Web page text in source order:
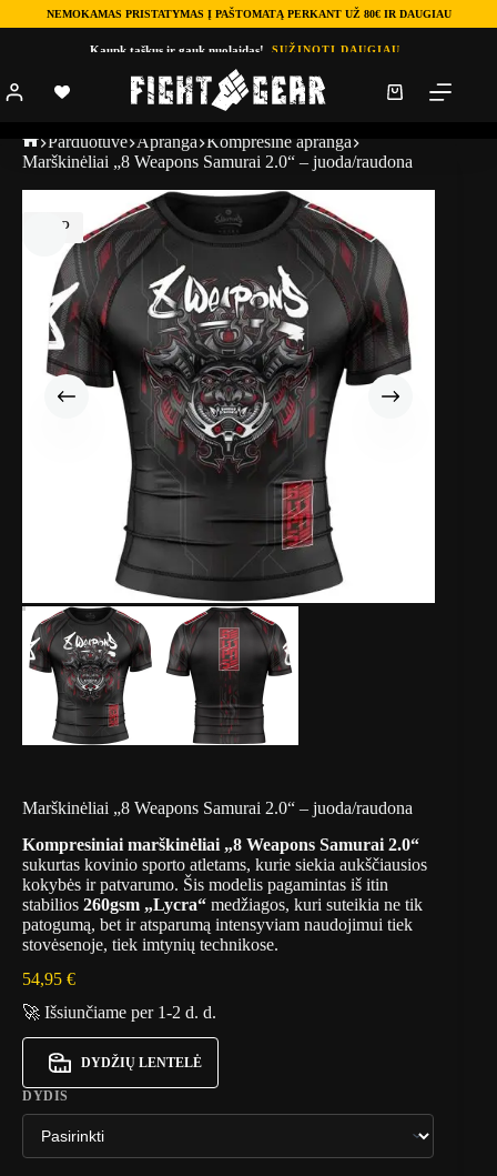
NEMOKAMAS PRISTATYMAS Į PAŠTOMATĄ PERKANT UŽ 80€ IR DAUGIAU
Kaupk taškus ir gauk nuolaidas! SUŽINOTI DAUGIAU
Parduotuve Apranga Kompresinė apranga
Marškinėliai „8 Weapons Samurai 2.0“ – juoda/raudona
TOP
Marškinėliai „8 Weapons Samurai 2.0“ – juoda/raudona
Kompresiniai marškinėliai „8 Weapons Samurai 2.0“
sukurtas kovinio sporto atletams, kurie siekia aukščiausios
kokybės ir patvarumo. Šis modelis pagamintas iš itin
stabilios 260gsm „Lycra“ medžiagos, kuri suteikia ne tik
patogumą, bet ir atsparumą intensyviam naudojimui tiek
stovėsenoje, tiek imtynių technikose.
54,95 €
🚀 Išsiunčiame per 1-2 d. d.
DYDŽIŲ LENTELĖ
DYDIS